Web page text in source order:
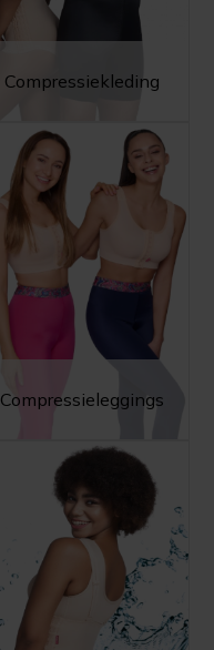
Compressiekleding
Compressieleggings